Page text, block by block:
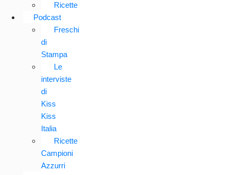
Ricette
Podcast
Freschi
di
Stampa
Le
interviste
di
Kiss
Kiss
Italia
Ricette
Campioni
Azzurri